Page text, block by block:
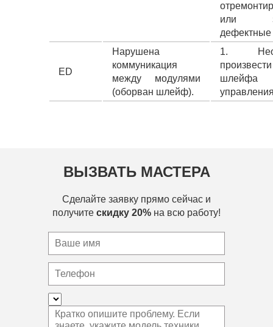
или
дефектные
ED
Нарушена
коммуникация
между модулями
(оборван шлейф).
1.
шлейфа
ВЫЗВАТЬ МАСТЕРА
Сделайте заявку прямо сейчас и
получите скидку 20% на всю работу!